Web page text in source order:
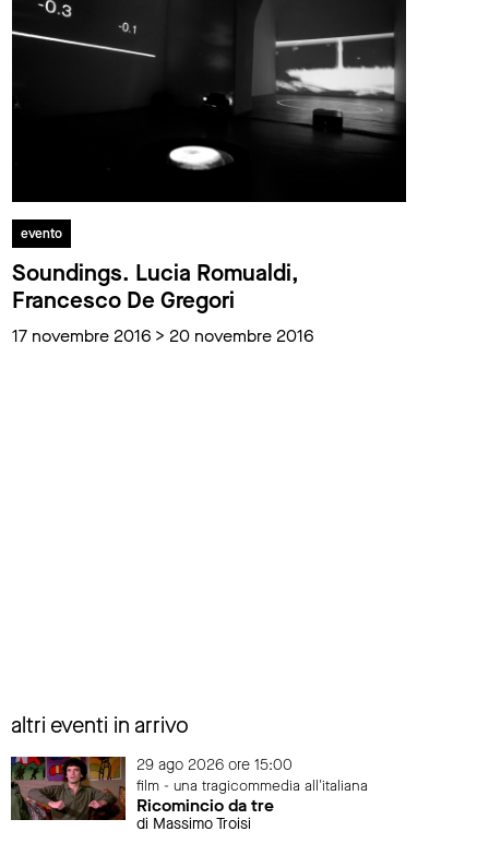
evento
Soundings. Lucia Romualdi,
Francesco De Gregori
17 novembre 2016 > 20 novembre 2016
altri eventi in arrivo
29 ago 2026 ore 15:00
film - una tragicommedia all'italiana
Ricomincio da tre
di Massimo Troisi